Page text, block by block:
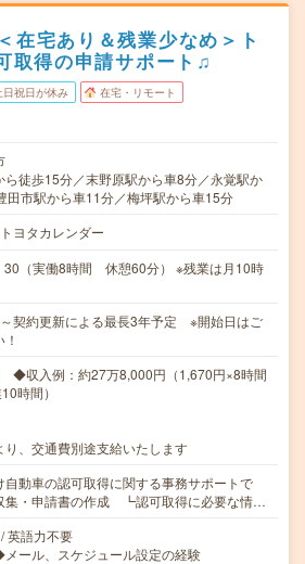
在宅あり＆残業少なめ＞ト
取得の申請サポート♫
日祝日が休み 在宅・リモート
ら徒歩15分／末野原駅から車8分／永覚駅か
田市駅から車11分／梅坪駅から車15分
ヨタカレンダー
30（実働8時間 休憩60分） ※残業は月10時
～契約更新による最長3年予定 ※開始日はご
◆収入例：約27万8,000円（1,670円×8時間
時間）
り、交通費別途支給いたします
動車の認可取得に関する事務サポートで
集・申請書の作成 ┗認可取得に必要な情…
英語力不要
ール、スケジュール設定の経験